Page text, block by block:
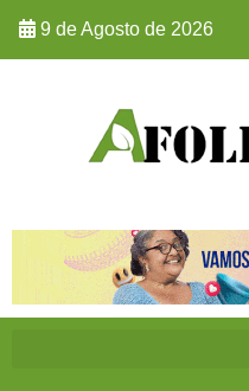
9 de Agosto de 2026